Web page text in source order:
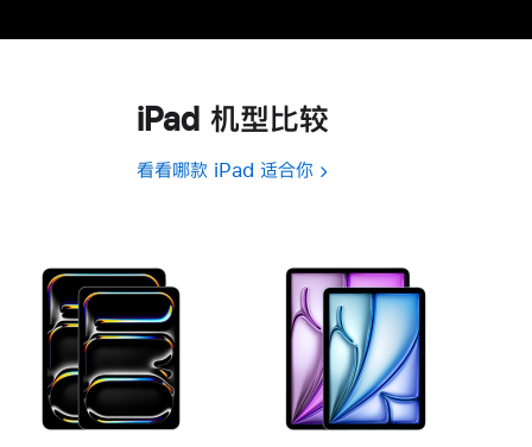
iPad 机型比较
看看哪款 iPad 适合你